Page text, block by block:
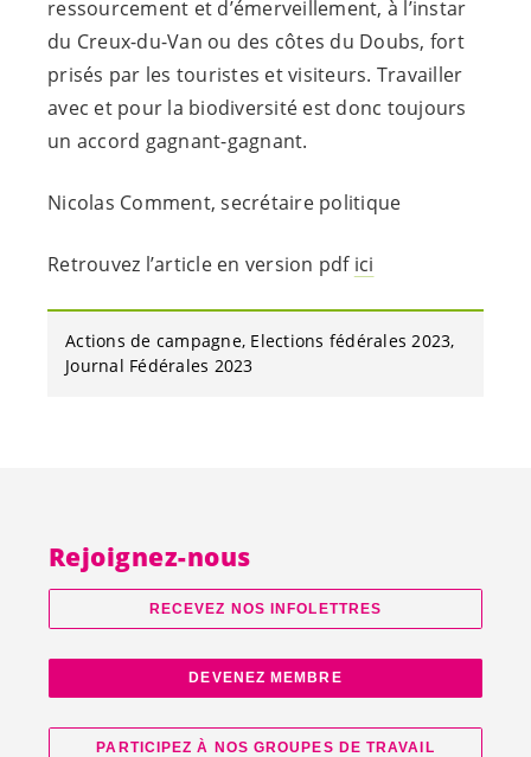
ressourcement et d’émerveillement, à l’instar
du Creux-du-Van ou des côtes du Doubs, fort
prisés par les touristes et visiteurs. Travailler
avec et pour la biodiversité est donc toujours
un accord gagnant-gagnant.
Nicolas Comment, secrétaire politique
Retrouvez l’article en version pdf ici
Actions de campagne Elections fédérales 2023
Journal Fédérales 2023
Rejoignez-nous
RECEVEZ NOS INFOLETTRES
DEVENEZ MEMBRE
PARTICIPEZ À NOS GROUPES DE TRAVAIL